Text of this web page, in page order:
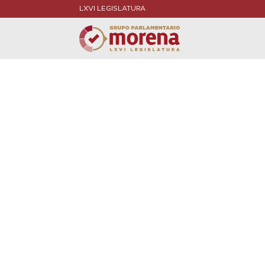
LXVI LEGISLATURA